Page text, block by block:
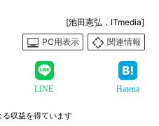
[池田憲弘，ITmedia]
PC用表示
関連情報
LINE Hatena
収益を得ています